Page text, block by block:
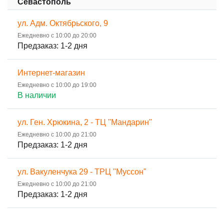
Севастополь
ул. Адм. Октябрьского, 9
Ежедневно с 10:00 до 20:00
Предзаказ: 1-2 дня
Интернет-магазин
Ежедневно с 10:00 до 19:00
В наличии
ул. Ген. Хрюкина, 2 - ТЦ "Мандарин"
Ежедневно с 10:00 до 21:00
Предзаказ: 1-2 дня
ул. Вакуленчука 29 - ТРЦ "Муссон"
Ежедневно с 10:00 до 21:00
Предзаказ: 1-2 дня